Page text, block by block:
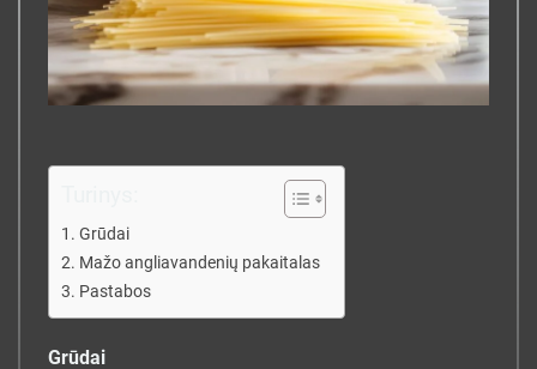
Grūdai
Mažo angliavandenių pakaitalas
Pastabos
Grūdai